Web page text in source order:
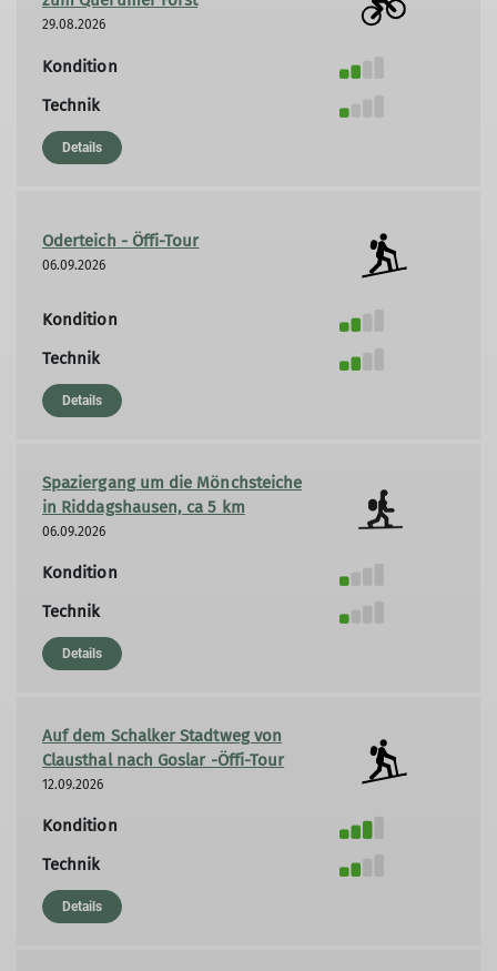
29.08.2026
Kondition
Technik
Details
Oderteich - Öffi-Tour
06.09.2026
Kondition
Technik
Details
Spaziergang um die Mönchsteiche
in Riddagshausen, ca 5 km
06.09.2026
Kondition
Technik
Details
Auf dem Schalker Stadtweg von
Clausthal nach Goslar -Öffi-Tour
12.09.2026
Kondition
Technik
Details